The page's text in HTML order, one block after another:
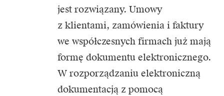
jest rozwiązany. Umowy
z klientami, zamówienia i faktury
we współczesnych firmach już mają
formę dokumentu elektronicznego.
W rozporządzaniu elektroniczną
dokumentacją z pomocą